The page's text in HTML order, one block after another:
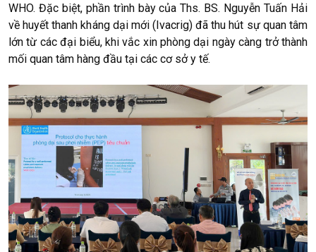
WHO. Đặc biệt, phần trình bày của Ths. BS. Nguyễn Tuấn Hải
về huyết thanh kháng dại mới (Ivacrig) đã thu hút sự quan tâm
lớn từ các đại biểu, khi vắc xin phòng dại ngày càng trở thành
mối quan tâm hàng đầu tại các cơ sở y tế.